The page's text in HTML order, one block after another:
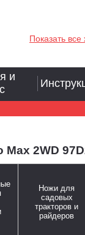
Показать все
2WD
Ножи для
садовых
тракторов и
райдеров
и